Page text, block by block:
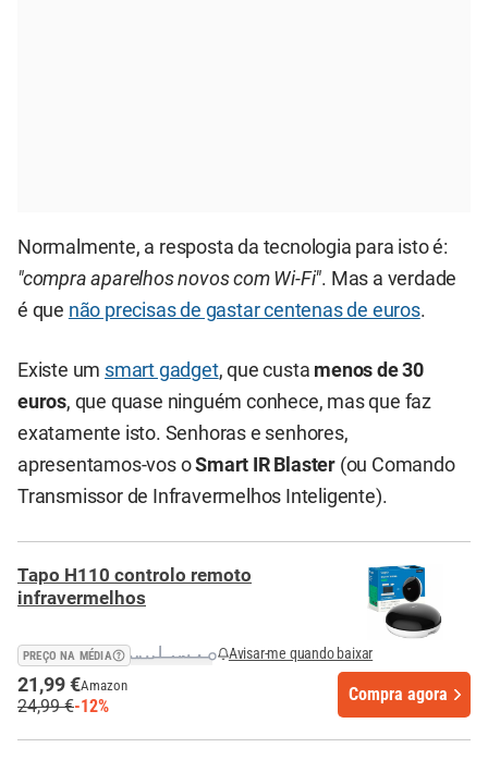
Normalmente, a resposta da tecnologia para isto é:
"compra aparelhos novos com Wi-Fi". Mas a verdade
é que não precisas de gastar centenas de euros.
Existe um smart gadget, que custa menos de 30
euros, que quase ninguém conhece, mas que faz
exatamente isto. Senhoras e senhores,
apresentamos-vos oSmart IR Blaster (ou Comando
Transmissor de Infravermelhos Inteligente).
Tapo H110 controlo remoto
infravermelhos
PREÇO NA MÉDIA Avisar-me quando baixar
21,99 €Amazon
24,99 €-12%
Compra agora